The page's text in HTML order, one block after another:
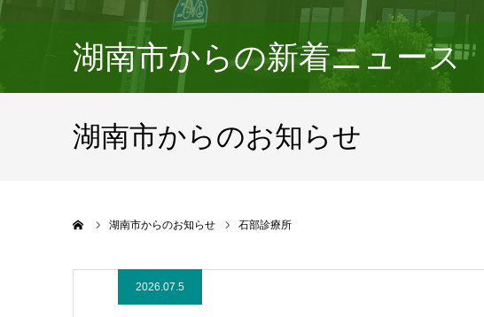
湖南市からの新着ニュース
湖南市からのお知らせ
湖南市からのお知らせ 石部診療所
2026.07.5